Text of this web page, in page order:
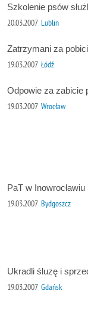
Szkolenie psów
20.03.2007 Lublin
Zatrzymani za
19.03.2007 Łódź
Odpowie za zabicie
19.03.2007 Wrocław
PaT w Inowrocławiu
19.03.2007 Bydgoszcz
Ukradli śluzę i
19.03.2007 Gdańsk